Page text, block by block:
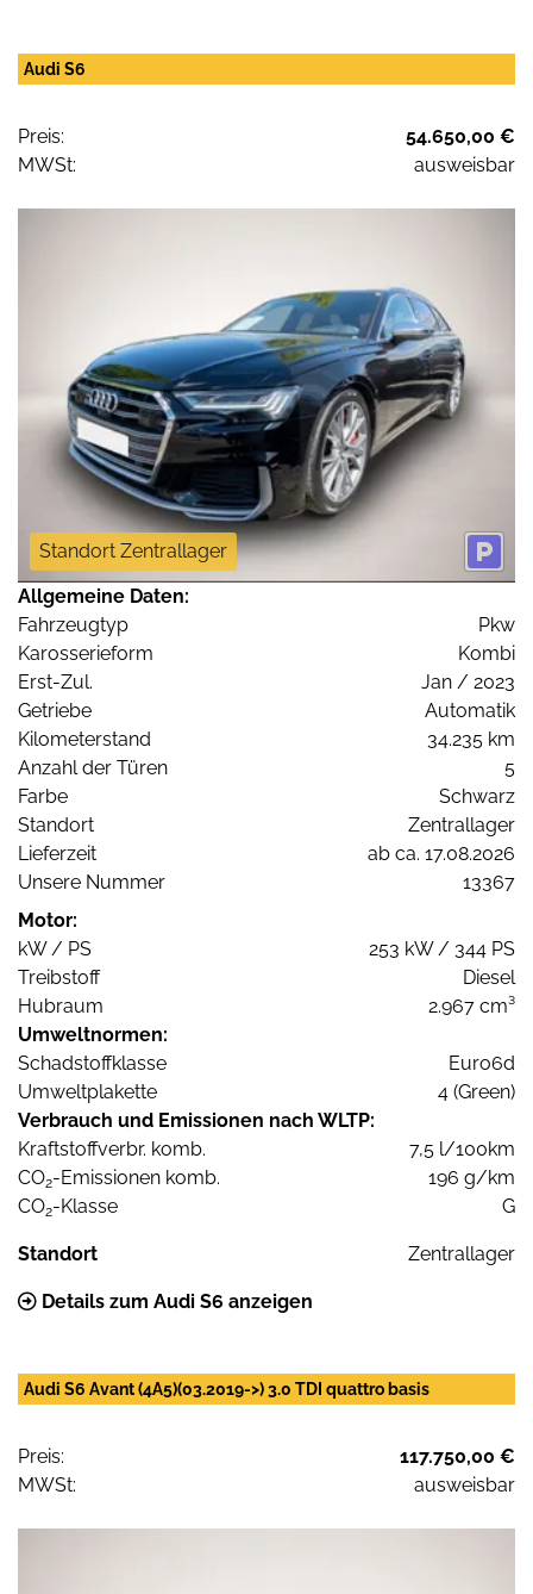
Audi S6
Preis:
54.650,00 €
MWSt:
ausweisbar
Standort Zentrallager
Allgemeine Daten:
Fahrzeugtyp
Pkw
Karosserieform
Kombi
Erst-Zul.
Jan / 2023
Getriebe
Automatik
Kilometerstand
34.235 km
Anzahl der Türen
5
Farbe
Schwarz
Standort
Zentrallager
Lieferzeit
ab ca. 17.08.2026
Unsere Nummer
13367
Motor:
kW / PS
253 kW / 344 PS
Treibstoff
Diesel
Hubraum
2.967 cm³
Umweltnormen:
Schadstoffklasse
Euro6d
Umweltplakette
4 (Green)
Verbrauch und Emissionen nach WLTP:
Kraftstoffverbr. komb.
7,5 l/100km
CO2-Emissionen komb.
196 g/km
CO2-Klasse G
Standort Zentrallager
Details zum Audi S6 anzeigen
Audi S6 Avant (4A5)(03.2019->) 3.0 TDI quattro basis
Preis:
117.750,00 €
MWSt:
ausweisbar